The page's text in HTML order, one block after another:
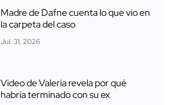
Madre de Dafne cuenta lo que vio en
la carpeta del caso
Jul. 31, 2026
Video de Valeria revela por qué
habría terminado con su ex